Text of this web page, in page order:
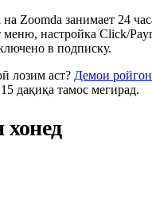
на Zoomda занимает 24
настройка Click/
в подписку.
лозим аст? Демои
дақиқа тамос мегирад.